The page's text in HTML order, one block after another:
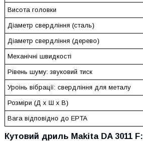
Висота головки
Діаметр свердління (сталь)
Діаметр свердління (дерево)
Механічні швидкості
Рівень шуму: звуковий тиск
Уроінь вібрації: свердління для металу
Розміри (Д х Ш х В)
Вага відповідно до EPTA
Кутовий дриль Makita DA 3011 F: